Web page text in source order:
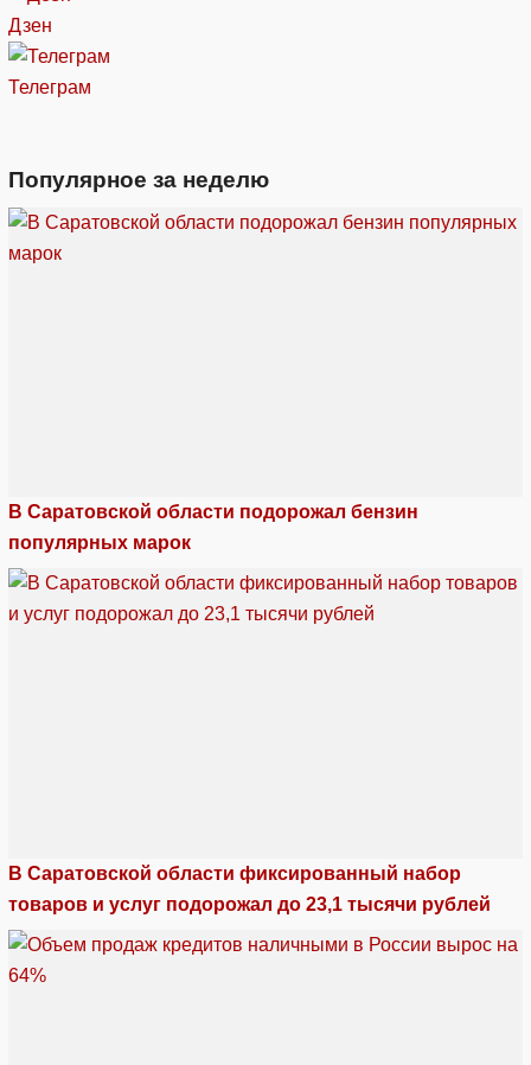
Дзен
Телеграм
Популярное за неделю
В Саратовской области подорожал бензин
популярных марок
В Саратовской области фиксированный набор
товаров и услуг подорожал до 23,1 тысячи рублей